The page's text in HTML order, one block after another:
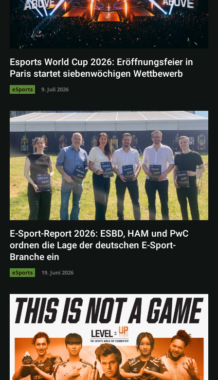
Esports World Cup 2026: Eröffnungsfeier in
Paris startet siebenwöchigen Wettbewerb
eSports 9. Juli 2026
E-Sport-Report 2026: ESBD, HAM und PwC
ordnen die Lage der deutschen E-Sport-
Branche ein
eSports 19. Juni 2026